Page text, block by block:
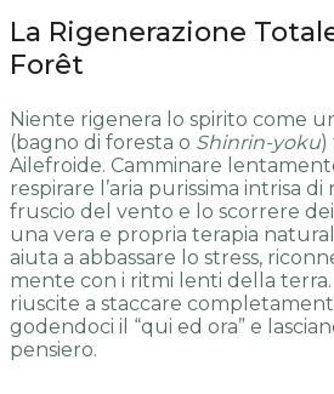
La Rigenerazione
Forêt
Niente rigenera lo spirito come
(bagno di foresta o Shinrin-yoku)
Ailefroide. Camminare
respirare l’aria purissima intrisa di
fruscio del vento e lo scorrere
una vera e propria terapia
aiuta a abbassare lo stress,
mente con i ritmi lenti della terra.
riuscite a staccare
godendoci il “qui ed ora” e
pensiero.